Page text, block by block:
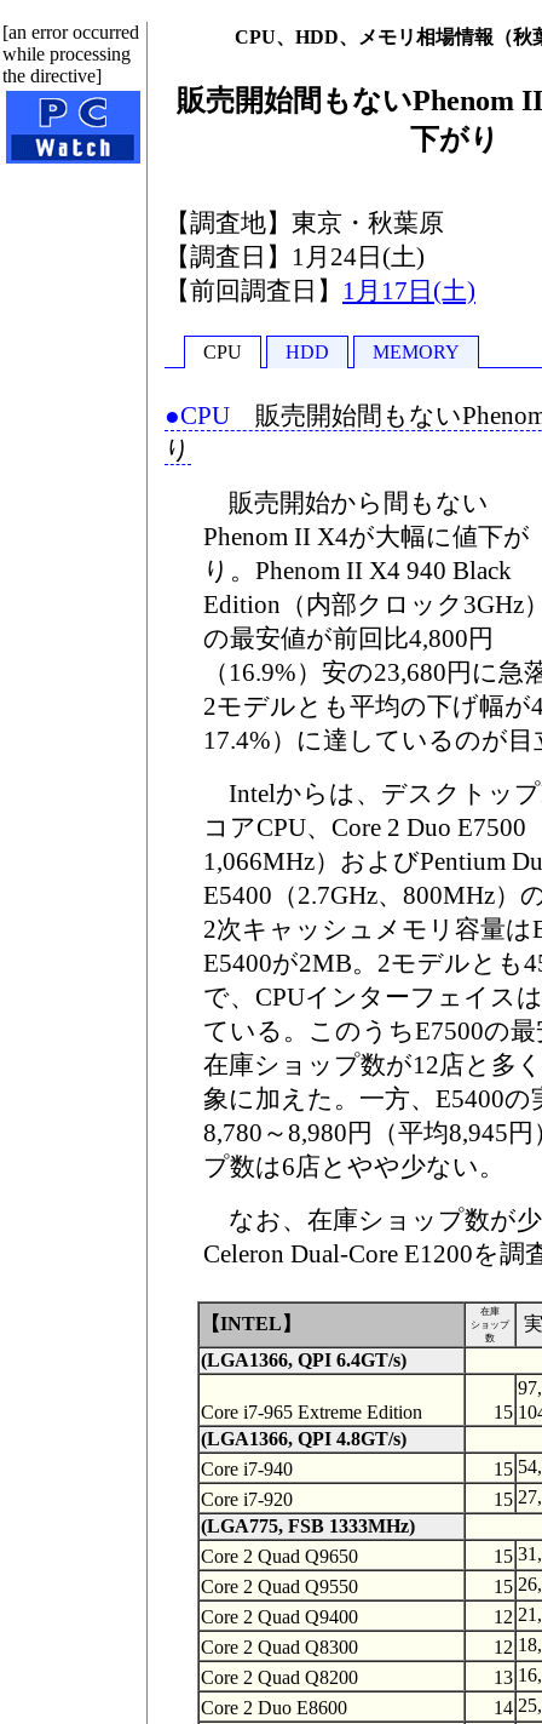
[an error occurred
while processing
the directive]
CPU、HDD、メモリ相場情報（秋
販売開始間もないPhenom
下がり
【調査地】東京・秋葉原
【調査日】1月24日(土)
【前回調査日】 1月17日(土)
CPU HDD MEMORY
●CPU 販売開始間もない
り
販売開始から間もない
Phenom II X4が大幅に値下が
り。Phenom II X4 940 Black
Edition（内部クロック3GHz
の最安値が前回比4,800円
（16.9%）安の23,680円に
2モデルとも平均の下げ幅が
17.4%）に達しているのが目
Intelからは、デスクトッ
コアCPU、Core 2 Duo E7500
1,066MHz）およびPentium
E5400（2.7GHz、800MHz）
2次キャッシュメモリ容量は
E5400が2MB。2モデルとも
で、CPUインターフェイス
ている。このうちE7500の
在庫ショップ数が12店と多
象に加えた。一方、E5400の
8,780～8,980円（平均8,945
プ数は6店とやや少ない。
なお、在庫ショップ数が
Celeron Dual-Core E1200を
【INTEL】
在庫
ショップ
数
(LGA1366, QPI 6.4GT/s)
Core i7-965 Extreme Edition 15
(LGA1366, QPI 4.8GT/s)
Core i7-940
15
Core i7-920
15
(LGA775, FSB 1333MHz)
Core 2 Quad Q9650
15
Core 2 Quad Q9550
15
Core 2 Quad Q9400
12
Core 2 Quad Q8300
12
Core 2 Quad Q8200
13
Core 2 Duo E8600
14